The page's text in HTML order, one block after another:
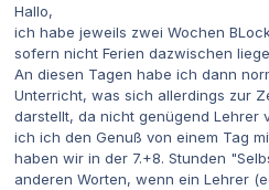
Hallo,
ich habe jeweils zwei Wochen
sofern nicht Ferien dazwischen
An diesen Tagen habe ich dann
Unterricht, was sich allerdings zur
darstellt, da nicht genügend Lehrer
ich ich den Genuß von einem Tag
haben wir in der 7.+8. Stunden
anderen Worten, wenn ein Lehrer